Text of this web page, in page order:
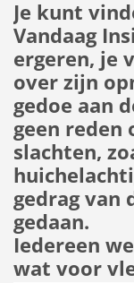
Je kunt
Vandaag
ergeren, je
over zijn
gedoe aan
geen reden
slachten,
gedrag van
gedaan.
Iedereen
wat voor